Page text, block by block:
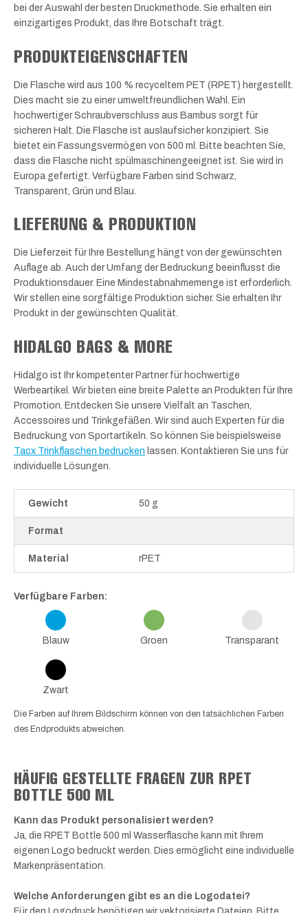
bei der Auswahl der besten Druckmethode. Sie erhalten ein
einzigartiges Produkt, das Ihre Botschaft trägt.
PRODUKTEIGENSCHAFTEN
Die Flasche wird aus 100 % recyceltem PET (RPET) hergestellt.
Dies macht sie zu einer umweltfreundlichen Wahl. Ein
hochwertiger Schraubverschluss aus Bambus sorgt für
sicheren Halt. Die Flasche ist auslaufsicher konzipiert. Sie
bietet ein Fassungsvermögen von 500 ml. Bitte beachten Sie,
dass die Flasche nicht spülmaschinengeeignet ist. Sie wird in
Europa gefertigt. Verfügbare Farben sind Schwarz,
Transparent, Grün und Blau.
LIEFERUNG & PRODUKTION
Die Lieferzeit für Ihre Bestellung hängt von der gewünschten
Auflage ab. Auch der Umfang der Bedruckung beeinflusst die
Produktionsdauer. Eine Mindestabnahmemenge ist erforderlich.
Wir stellen eine sorgfältige Produktion sicher. Sie erhalten Ihr
Produkt in der gewünschten Qualität.
HIDALGO BAGS & MORE
Hidalgo ist Ihr kompetenter Partner für hochwertige
Werbeartikel. Wir bieten eine breite Palette an Produkten für Ihre
Promotion. Entdecken Sie unsere Vielfalt an Taschen,
Accessoires und Trinkgefäßen. Wir sind auch Experten für die
Bedruckung von Sportartikeln. So können Sie beispielsweise
Tacx Trinkflaschen bedrucken lassen. Kontaktieren Sie uns für
individuelle Lösungen.
Gewicht 50 g
Format
Material rPET
Verfügbare Farben:
Blauw Groen Transparant
Zwart
Die Farben auf Ihrem Bildschirm können von den tatsächlichen Farben
des Endprodukts abweichen.
HÄUFIG GESTELLTE FRAGEN ZUR RPET
BOTTLE 500 ML
Kann das Produkt personalisiert werden?
Ja, die RPET Bottle 500 ml Wasserflasche kann mit Ihrem
eigenen Logo bedruckt werden. Dies ermöglicht eine individuelle
Markenpräsentation.
Welche Anforderungen gibt es an die Logodatei?